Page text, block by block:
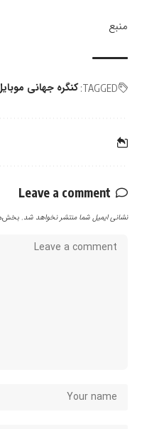
منبع
TAGGED: کنگره جهانی
Leave a comment
نشانی ایمیل شما منتشر نخواهد شد.